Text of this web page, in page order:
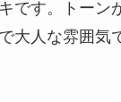
です。トーン
大人な雰囲気